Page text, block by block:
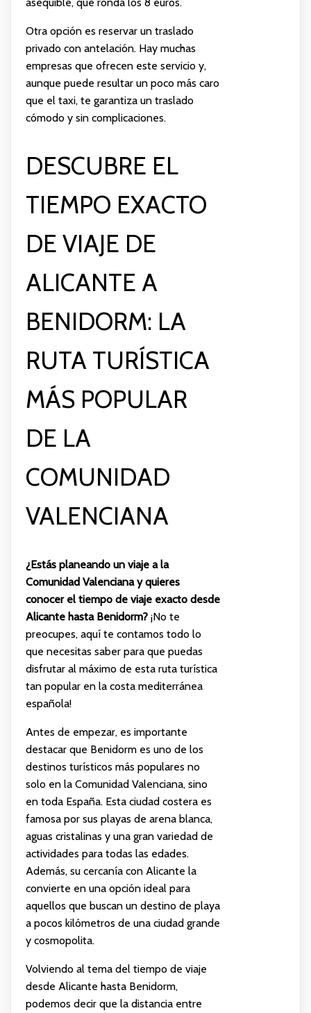
Otra opción es reservar un traslado
privado con antelación. Hay muchas
empresas que ofrecen este servicio y,
aunque puede resultar un poco más caro
que el taxi, te garantiza un traslado
cómodo y sin complicaciones.
DESCUBRE EL
TIEMPO EXACTO
DE VIAJE DE
ALICANTE A
BENIDORM: LA
RUTA TURÍSTICA
MÁS POPULAR
DE LA
COMUNIDAD
VALENCIANA
¿Estás planeando un viaje a la
Comunidad Valenciana y quieres
conocer el tiempo de viaje exacto desde
Alicante hasta Benidorm? ¡No te
preocupes, aquí te contamos todo lo
que necesitas saber para que puedas
disfrutar al máximo de esta ruta turística
tan popular en la costa mediterránea
española!
Antes de empezar, es importante
destacar que Benidorm es uno de los
destinos turísticos más populares no
solo en la Comunidad Valenciana, sino
en toda España. Esta ciudad costera es
famosa por sus playas de arena blanca,
aguas cristalinas y una gran variedad de
actividades para todas las edades.
Además, su cercanía con Alicante la
convierte en una opción ideal para
aquellos que buscan un destino de playa
a pocos kilómetros de una ciudad grande
y cosmopolita.
Volviendo al tema del tiempo de viaje
desde Alicante hasta Benidorm,
podemos decir que la distancia entre